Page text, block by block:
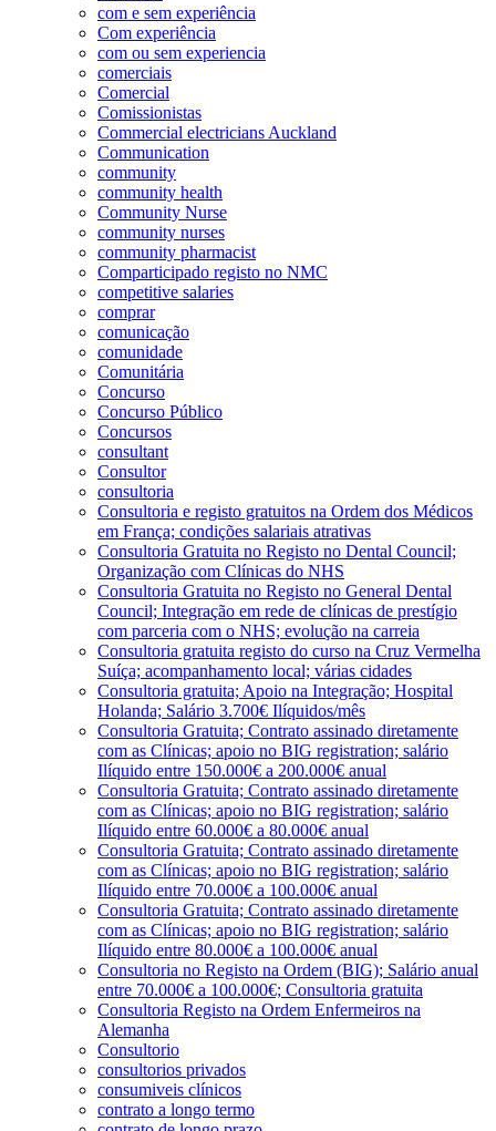
com e sem experiência
Com experiência
com ou sem experiencia
comerciais
Comercial
Comissionistas
Commercial electricians Auckland
Communication
community
community health
Community Nurse
community nurses
community pharmacist
Comparticipado registo no NMC
competitive salaries
comprar
comunicação
comunidade
Comunitária
Concurso
Concurso Público
Concursos
consultant
Consultor
consultoria
Consultoria e registo gratuitos na Ordem dos Médicos
em França; condições salariais atrativas
Consultoria Gratuita no Registo no Dental Council;
Organização com Clínicas do NHS
Consultoria Gratuita no Registo no General Dental
Council; Integração em rede de clínicas de prestígio
com parceria com o NHS; evolução na carreia
Consultoria gratuita registo do curso na Cruz Vermelha
Suíça; acompanhamento local; várias cidades
Consultoria gratuita; Apoio na Integração; Hospital
Holanda; Salário 3.700€ Ilíquidos/mês
Consultoria Gratuita; Contrato assinado diretamente
com as Clínicas; apoio no BIG registration; salário
Ilíquido entre 150.000€ a 200.000€ anual
Consultoria Gratuita; Contrato assinado diretamente
com as Clínicas; apoio no BIG registration; salário
Ilíquido entre 60.000€ a 80.000€ anual
Consultoria Gratuita; Contrato assinado diretamente
com as Clínicas; apoio no BIG registration; salário
Ilíquido entre 70.000€ a 100.000€ anual
Consultoria Gratuita; Contrato assinado diretamente
com as Clínicas; apoio no BIG registration; salário
Ilíquido entre 80.000€ a 100.000€ anual
Consultoria no Registo na Ordem (BIG); Salário anual
entre 70.000€ a 100.000€; Consultoria gratuita
Consultoria Registo na Ordem Enfermeiros na
Alemanha
Consultorio
consultorios privados
consumiveis clínicos
contrato a longo termo